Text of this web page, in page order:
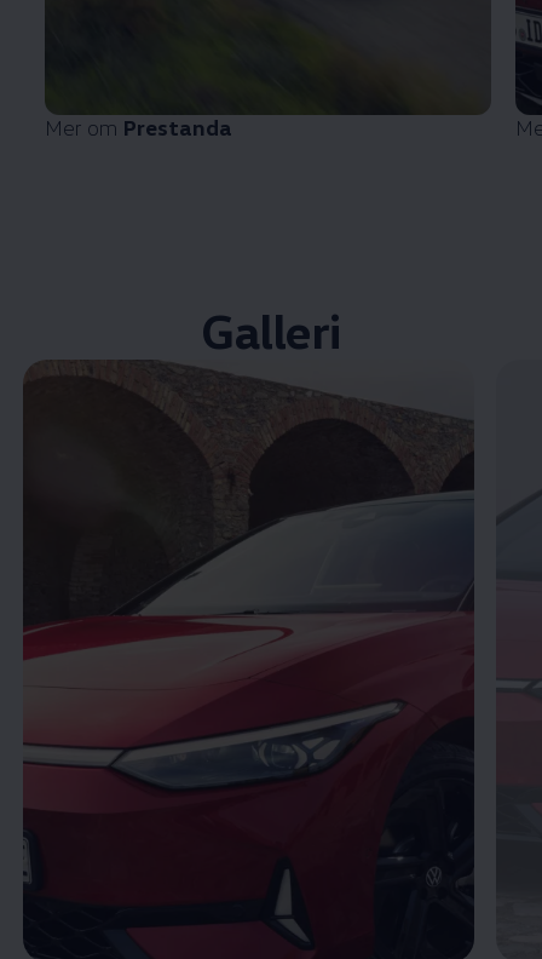
Mer om Prestanda
Galleri
Öppna helskärmsläge